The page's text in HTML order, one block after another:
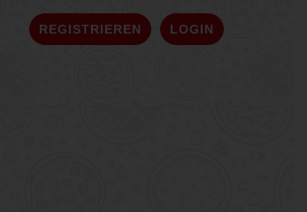
REGISTRIEREN LOGIN